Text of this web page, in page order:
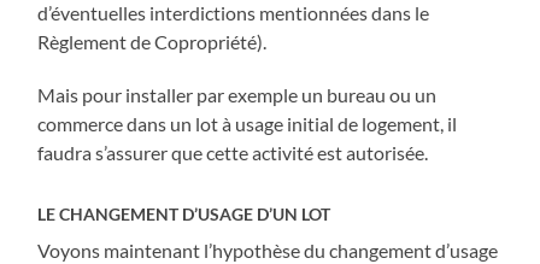
d’éventuelles interdictions mentionnées dans le
Règlement de Copropriété).
Mais pour installer par exemple un bureau ou un
commerce dans un lot à usage initial de logement, il
faudra s’assurer que cette activité est autorisée.
LE CHANGEMENT D’USAGE D’UN LOT
Voyons maintenant l’hypothèse du changement d’usage